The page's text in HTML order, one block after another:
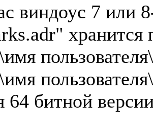
виндоус 7 или
хранится
64 битной